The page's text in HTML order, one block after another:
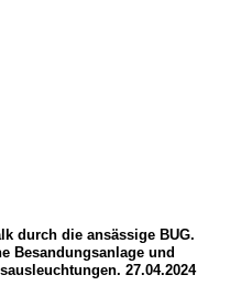
durch die ansässige BUG.
Besandungsanlage und
27.04.2024